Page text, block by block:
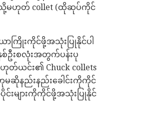
းသို့မဟုတ် collet (ထိုဆုပ်ကိုင်
းကိုင်ဖို့အသုံးပြုနိုင်ပါ
ဦးစလုံးအတွက်ပန်းပု
တ်ယင်း၏ Chuck collets
မဆိုနည်းနည်းခေါင်းကိုကိုင်
များကိုကိုင်ဖို့အသုံးပြုနိုင်